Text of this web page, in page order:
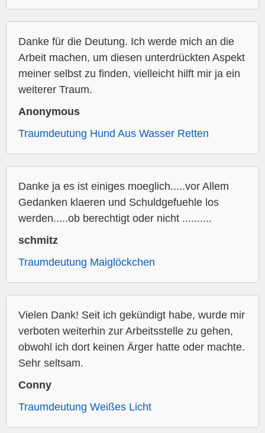
Danke für die Deutung. Ich werde mich an die
Arbeit machen, um diesen unterdrückten Aspekt
meiner selbst zu finden, vielleicht hilft mir ja ein
weiterer Traum.
Anonymous
Traumdeutung Hund Aus Wasser Retten
Danke ja es ist einiges moeglich.....vor Allem
Gedanken klaeren und Schuldgefuehle los
werden.....ob berechtigt oder nicht ..........
schmitz
Traumdeutung Maiglöckchen
Vielen Dank! Seit ich gekündigt habe, wurde mir
verboten weiterhin zur Arbeitsstelle zu gehen,
obwohl ich dort keinen Ärger hatte oder machte.
Sehr seltsam.
Conny
Traumdeutung Weißes Licht